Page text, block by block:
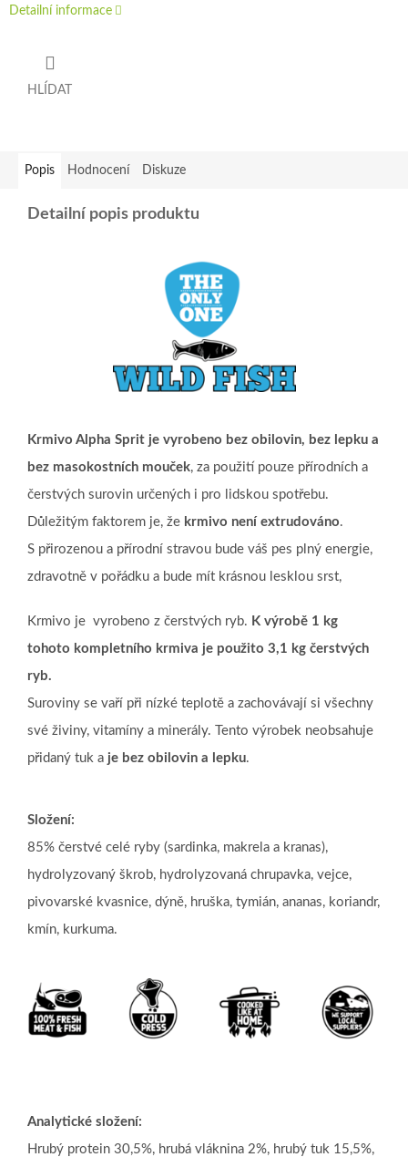
Detailní informace
HLÍDAT
Popis Hodnocení Diskuze
Detailní popis produktu
Krmivo Alpha Sprit je vyrobeno bez obilovin, bez lepku a
bez masokostních mouček, za použití pouze přírodních a
čerstvých surovin určených i pro lidskou spotřebu.
Důležitým faktorem je, že krmivo není extrudováno.
S přirozenou a přírodní stravou bude váš pes plný energie,
zdravotně v pořádku a bude mít krásnou lesklou srst,
Krmivo je vyrobeno z čerstvých ryb. K výrobě 1 kg
tohoto kompletního krmiva je použito 3,1 kg čerstvých
ryb.
Suroviny se vaří při nízké teplotě a zachovávají si všechny
své živiny, vitamíny a minerály. Tento výrobek neobsahuje
přidaný tuk a je bez obilovin a lepku.
Složení:
85% čerstvé celé ryby (sardinka, makrela a kranas),
hydrolyzovaný škrob, hydrolyzovaná chrupavka, vejce,
pivovarské kvasnice, dýně, hruška, tymián, ananas, koriandr,
kmín, kurkuma.
Analytické složení:
Hrubý protein 30,5%, hrubá vláknina 2%, hrubý tuk 15,5%,